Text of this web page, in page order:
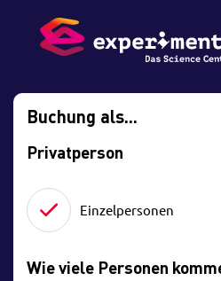
Buchung als...
Privatperson
Einzelpersonen
Wie viele Personen